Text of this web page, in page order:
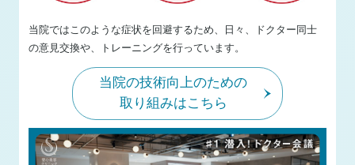
当院ではこのような症状を回避するため、日々、ドクター同士
の意見交換や、トレーニングを行っています。
当院の技術向上のための
取り組みはこちら